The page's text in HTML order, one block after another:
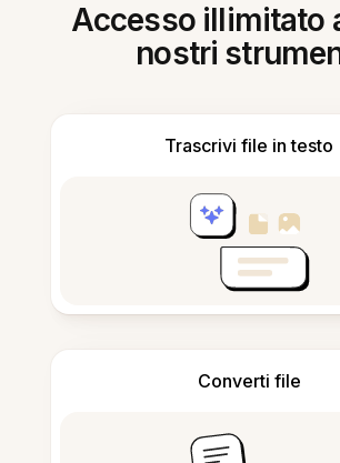
Accesso illimitato
nostri
Trascrivi file in testo
Converti file